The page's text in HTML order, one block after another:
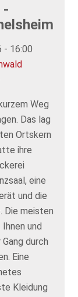
-
- 16:00
Weg
Das lag
Ortskern
ihre
eine
und die
Die meisten
und
durch
Eine
Kleidung